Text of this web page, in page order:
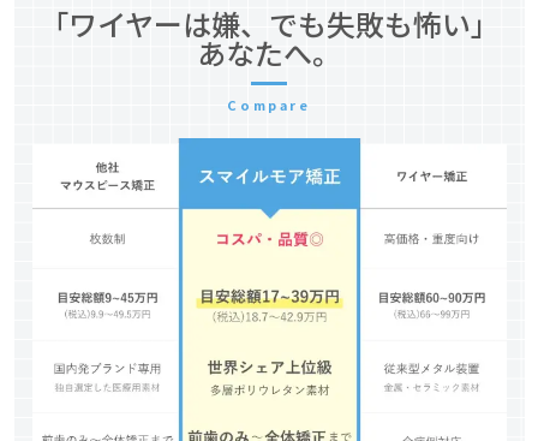
「ワイヤーは嫌、でも失敗も怖い」
あなたへ。
Compare